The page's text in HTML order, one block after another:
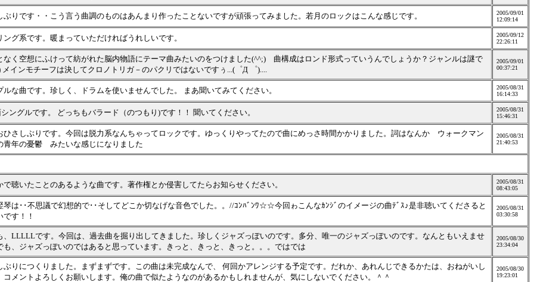
ぶりです・・こう言う曲調のものはあんまり作ったことないですが頑張ってみました。若月のロックはこんな感じです。
2005/09/01
12:09:14
ング系です。暖まっていただければうれしいです。
2005/09/12
22:26:11
なく空想にふけって紡がれた脳内物語にテーマ曲みたいのをつけました(^^;) 曲構成はロンド形式っていうんでしょうか？ジャンルは謎で
メインモチーフは決してクロノトリガ－のパクリではないですぅ...(゜Д ゜)....
2005/09/01
00:37:21
ルな曲です。珍しく、ドラムを使いませんでした。 まあ聞いてみてください。
2005/08/31
16:14:33
ングルです。 どっちもバラード（のつもり)です！！ 聞いてください。
2005/08/31
15:46:31
ひさしぶりです。今回は脱力系なんちゃってロックです。ゆっくりやってたので曲にめっさ時間かかりました。詞はなんか ウォークマン
青年の憂鬱 みたいな感じになりました
2005/08/31
21:40:53
で聴いたことのあるような曲です。著作権とか侵害してたらお知らせください。
2005/08/31
08:43:05
琴は･･不思議で幻想的で･･そしてどこか切なげな音色でした。。//ｺﾝﾊﾞﾝﾜ☆☆今回ゎこんなｶﾝｼﾞのイメージの曲ﾃﾞｽ♪是非聴いてくださると
です！！
2005/08/31
03:30:58
、LLLLLです。今回は、過去曲を掘り出してきました。珍しくジャズっぽいのです。多分、唯一のジャズっぽいのです。なんともいえませ
も、ジャズっぽいのではあると思っています。きっと、きっと、きっと。。。ではでは
2005/08/30
23:34:04
ぶりにつくりました。まずまずです。この曲は未完成なんで、 何回かアレンジする予定です。だれか、あれんじできるかたは、おねがいし
コメントよろしくお願いします。俺の曲で似たようなのがあるかもしれませんが、気にしないでください。＾＾
2005/08/30
19:23:01